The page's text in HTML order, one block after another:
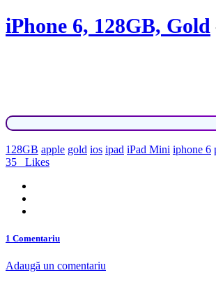
iPhone 6, 128GB, Gold
128GB apple gold ios ipad iPad Mini iphone 6
35
Likes
1 Comentariu
Adaugă un comentariu